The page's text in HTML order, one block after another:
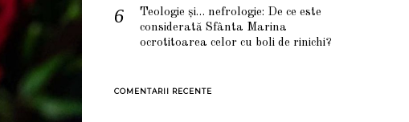
Teologie și… nefrologie: De ce este
considerată Sfânta Marina
ocrotitoarea celor cu boli de rinichi?
COMENTARII RECENTE